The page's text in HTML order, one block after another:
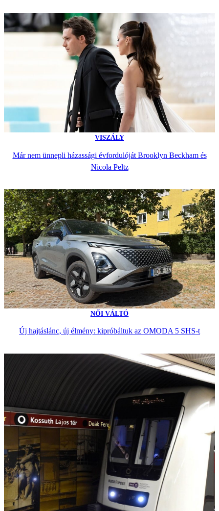
VISZÁLY
Már nem ünnepli házassági évfordulóját Brooklyn Beckham és
Nicola Peltz
NŐI VÁLTÓ
Új hajtáslánc, új élmény: kipróbáltuk az OMODA 5 SHS-t